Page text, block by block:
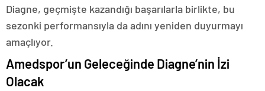
Diagne, geçmişte kazandığı başarılarla birlikte, bu
sezonki performansıyla da adını yeniden duyurmayı
amaçlıyor.
Amedspor’un Geleceğinde Diagne’nin İzi
Olacak